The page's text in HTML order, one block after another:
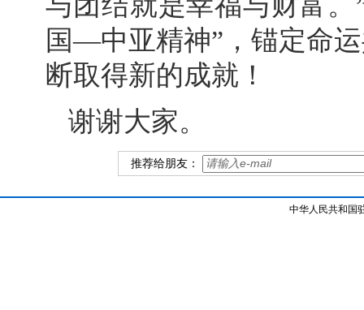
国—中亚精神”，锚定命
断取得新的成就！
谢谢大家。
推荐给朋友：
中华人民共和国